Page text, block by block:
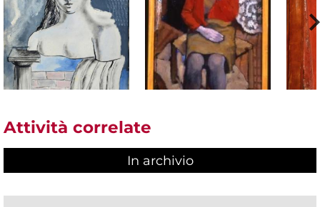
Attività correlate
In archivio